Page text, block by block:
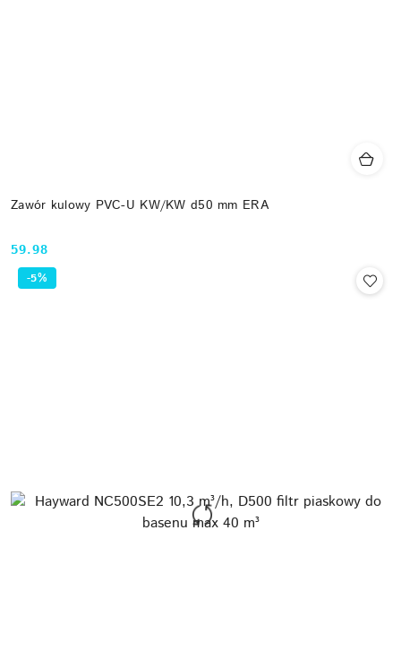
Zawór kulowy PVC-U KW/KW d50 mm ERA
Cena:
59.98
-5%